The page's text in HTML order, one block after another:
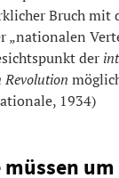
Bruch mit
„nationalen
der
1934)